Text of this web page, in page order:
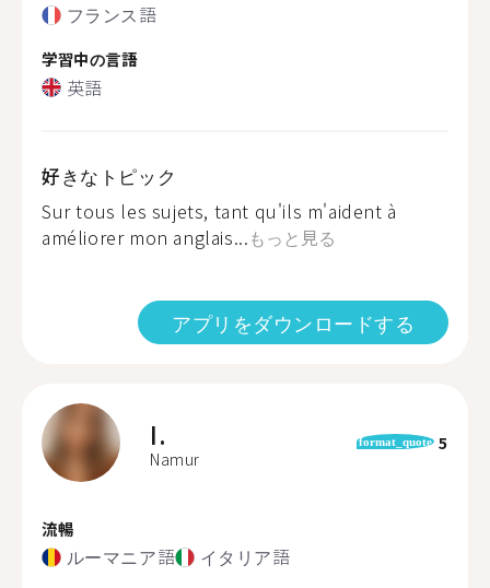
フランス語
学習中の言語
英語
好きなトピック
Sur tous les sujets, tant qu'ils m'aident à
améliorer mon anglais...もっと見る
アプリをダウンロードする
I.
Namur
format_quote 5
流暢
ルーマニア語 イタリア語